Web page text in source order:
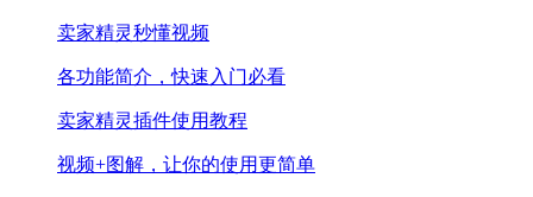
卖家精灵秒懂视频
各功能简介，快速入门必看
卖家精灵插件使用教程
视频+图解，让你的使用更简单